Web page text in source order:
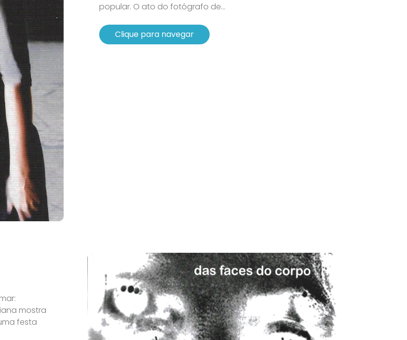
popular. O ato do fotógrafo de...
Clique para navegar
mostra
festa